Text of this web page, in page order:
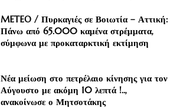
METEO / Πυρκαγιές σε Βοιωτία – Αττική:
Πάνω από 65.000 καμένα στρέμματα,
σύμφωνα με προκαταρκτική εκτίμηση
Νέα μείωση στο πετρέλαιο κίνησης για τον
Αύγουστο με ακόμη 10 λεπτά !..,
ανακοίνωσε ο Μητσοτάκης